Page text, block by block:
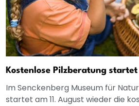
Kostenlose Pilzberatung startet
Im Senckenberg Museum für
startet am 11. August wieder die